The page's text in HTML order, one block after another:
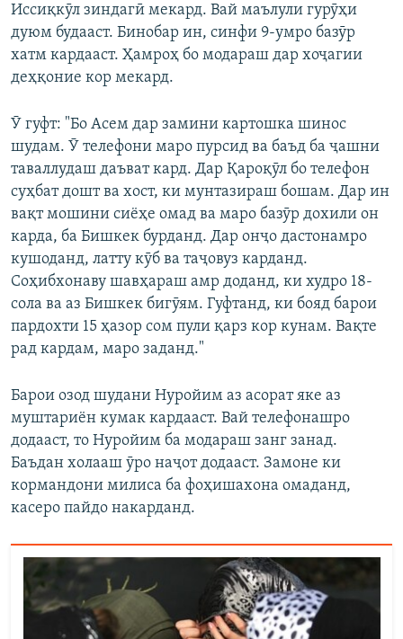
Иссиқкӯл зиндагӣ мекард. Вай маълули гурӯҳи
дуюм будааст. Бинобар ин, синфи 9-умро базӯр
хатм кардааст. Ҳамроҳ бо модараш дар хоҷагии
деҳқоние кор мекард.
Ӯ гуфт: "Бо Асем дар замини картошка шинос
шудам. Ӯ телефони маро пурсид ва баъд ба ҷашни
таваллудаш даъват кард. Дар Қароқӯл бо телефон
суҳбат дошт ва хост, ки мунтазираш бошам. Дар ин
вақт мошини сиёҳе омад ва маро базӯр дохили он
карда, ба Бишкек бурданд. Дар онҷо дастонамро
кушоданд, латту кӯб ва таҷовуз карданд.
Соҳибхонаву шавҳараш амр доданд, ки худро 18-
сола ва аз Бишкек бигӯям. Гуфтанд, ки бояд барои
пардохти 15 ҳазор сом пули қарз кор кунам. Вақте
рад кардам, маро заданд."
Барои озод шудани Нуройим аз асорат яке аз
муштариён кумак кардааст. Вай телефонашро
додааст, то Нуройим ба модараш занг занад.
Баъдан холааш ӯро наҷот додааст. Замоне ки
кормандони милиса ба фоҳишахона омаданд,
касеро пайдо накарданд.